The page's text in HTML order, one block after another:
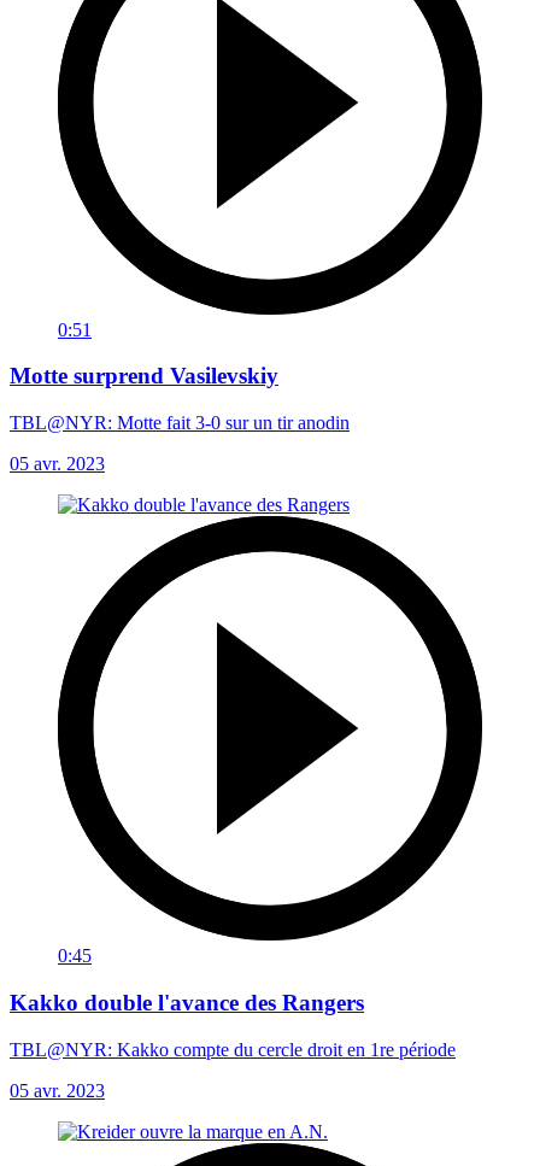
0:51
Motte surprend Vasilevskiy
TBL@NYR: Motte fait 3-0 sur un tir anodin
05 avr. 2023
0:45
Kakko double l'avance des Rangers
TBL@NYR: Kakko compte du cercle droit en 1re période
05 avr. 2023